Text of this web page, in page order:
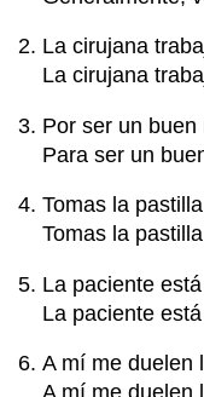
La cirujana
La cirujana
Por ser un buen
Para ser un
Tomas la
Tomas la
La paciente
La paciente
A mí me duelen